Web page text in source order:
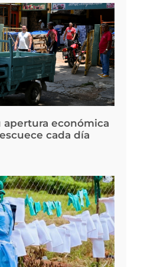
apertura económica
cada día